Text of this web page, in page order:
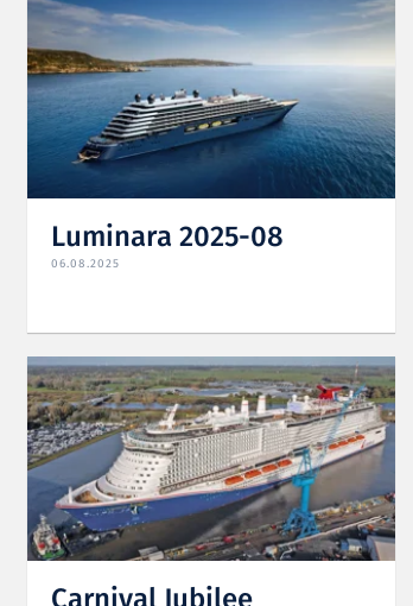
Luminara 2025-08
06.08.2025